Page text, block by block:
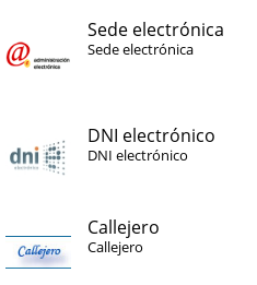
Sede electrónica
Sede electrónica
DNI electrónico
DNI electrónico
Callejero
Callejero